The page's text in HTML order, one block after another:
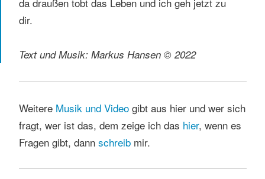
dir.
Text und Musik: Markus Hansen © 2022
Weitere Musik und Videogibt aus hier und wer sich
fragt, wer ist das, dem zeige ich das hier, wenn es
Fragen gibt, dann schreibmir.